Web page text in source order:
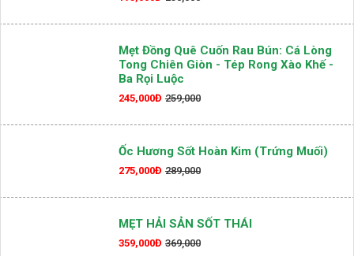
Mẹt Đồng Quê Cuốn Rau Bún: Cá Lòng
Tong Chiên Giòn - Tép Rong Xào Khế -
Ba Rọi Luộc
245,000Đ 259,000
Ốc Hương Sốt Hoàn Kim (Trứng Muối)
275,000Đ 289,000
MẸT HẢI SẢN SỐT THÁI
359,000Đ 369,000